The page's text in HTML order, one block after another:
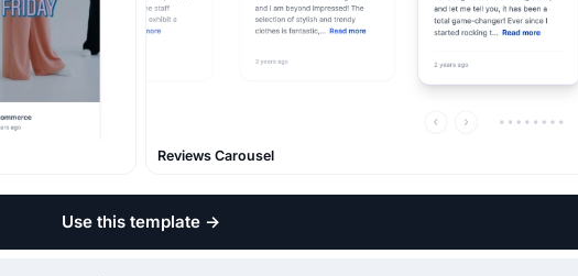
Reviews Carousel
Use this template →